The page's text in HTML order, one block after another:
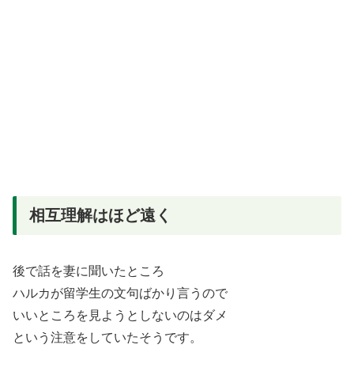
相互理解はほど遠く
後で話を妻に聞いたところ
ハルカが留学生の文句ばかり言うので
いいところを見ようとしないのはダメ
という注意をしていたそうです。